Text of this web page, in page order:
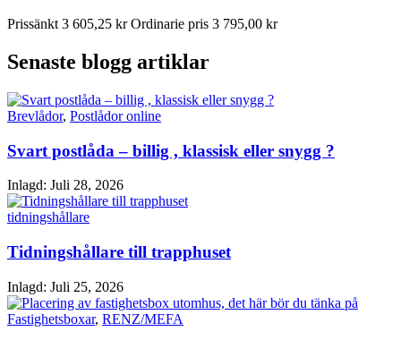
Prissänkt 3 605,25 kr Ordinarie pris 3 795,00 kr
Senaste blogg artiklar
Brevlådor, Postlådor online
Svart postlåda – billig , klassisk eller snygg ?
Inlagd: Juli 28, 2026
tidningshållare
Tidningshållare till trapphuset
Inlagd: Juli 25, 2026
Fastighetsboxar, RENZ/MEFA